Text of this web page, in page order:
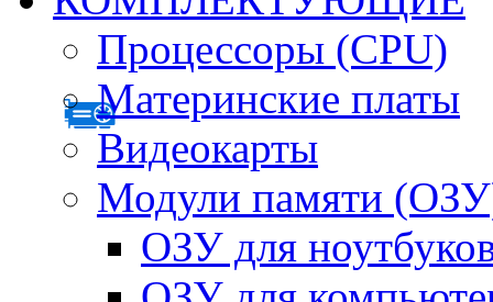
Процессоры (CPU)
Материнские платы
Видеокарты
Модули памяти
ОЗУ для